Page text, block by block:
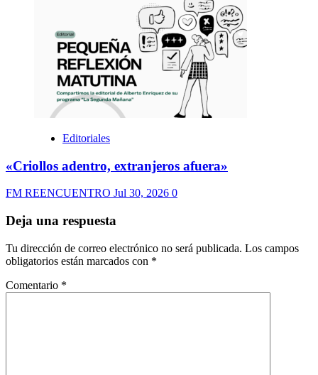
Editoriales
«Criollos adentro, extranjeros afuera»
FM REENCUENTRO Jul 30, 2026 0
Deja una respuesta
Tu dirección de correo electrónico no será publicada. Los campos
obligatorios están marcados con *
Comentario *